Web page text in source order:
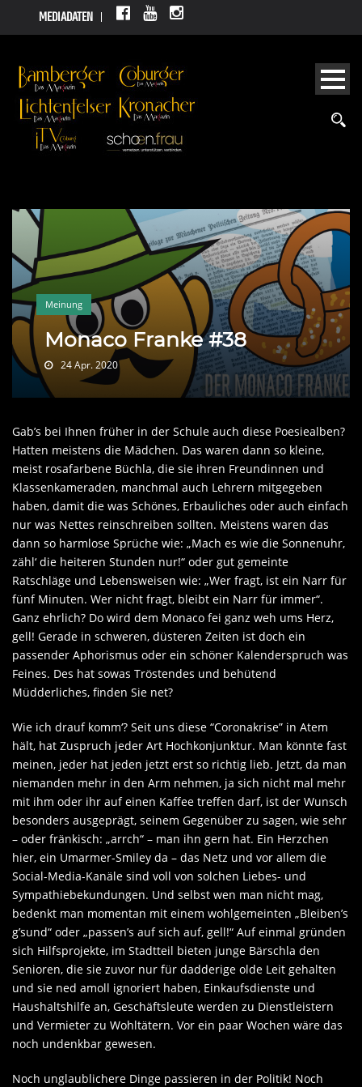
MEDIADATEN
Meinung
Monaco Franke #38
24 Apr. 2020
Gab’s bei Ihnen früher in der Schule auch diese Poesiealben?
Hatten meistens die Mädchen. Das waren dann so kleine,
meist rosafarbene Büchla, die sie ihren Freundinnen und
Klassenkameraden, manchmal auch Lehrern mitgegeben
haben, damit die was Schönes, Erbauliches oder auch einfach
nur was Nettes reinschreiben sollten. Meistens waren das
dann so harmlose Sprüche wie: „Mach es wie die Sonnenuhr,
zähl‘ die heiteren Stunden nur!“ oder gut gemeinte
Ratschläge und Lebensweisen wie: „Wer fragt, ist ein Narr für
fünf Minuten. Wer nicht fragt, bleibt ein Narr für immer“.
Ganz ehrlich? Do wird dem Monaco fei ganz weh ums Herz,
gell! Gerade in schweren, düsteren Zeiten ist doch ein
passender Aphorismus oder ein schöner Kalenderspruch was
Feines. Des hat sowas Tröstendes und behütend
Müdderliches, finden Sie net?
Wie ich drauf komm‘? Seit uns diese “Coronakrise” in Atem
hält, hat Zuspruch jeder Art Hochkonjunktur. Man könnte fast
meinen, jeder hat jeden jetzt erst so richtig lieb. Jetzt, da man
niemanden mehr in den Arm nehmen, ja sich nicht mal mehr
mit ihm oder ihr auf einen Kaffee treffen darf, ist der Wunsch
besonders ausgeprägt, seinem Gegenüber zu sagen, wie sehr
– oder fränkisch: „arrch“ – man ihn gern hat. Ein Herzchen
hier, ein Umarmer-Smiley da – das Netz und vor allem die
Social-Media-Kanäle sind voll von solchen Liebes- und
Sympathiebekundungen. Und selbst wen man nicht mag,
bedenkt man momentan mit einem wohlgemeinten „Bleiben’s
g’sund“ oder „passen’s auf sich auf, gell!“ Auf einmal gründen
sich Hilfsprojekte, im Stadtteil bieten junge Bärschla den
Senioren, die sie zuvor nur für dadderige olde Leit gehalten
und sie ned amoll ignoriert haben, Einkaufsdienste und
Haushaltshilfe an, Geschäftsleute werden zu Dienstleistern
und Vermieter zu Wohltätern. Vor ein paar Wochen wäre das
noch undenkbar gewesen.
Noch unglaublichere Dinge passieren in der Politik! Noch